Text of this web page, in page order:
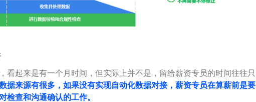
看起来是有一个月时间，但实际上并不是，留给薪资专员的时间往往只
据来源有很多，如果没有实现自动化数据对接，薪资专员在算薪前是要
检查和沟通确认的工作。